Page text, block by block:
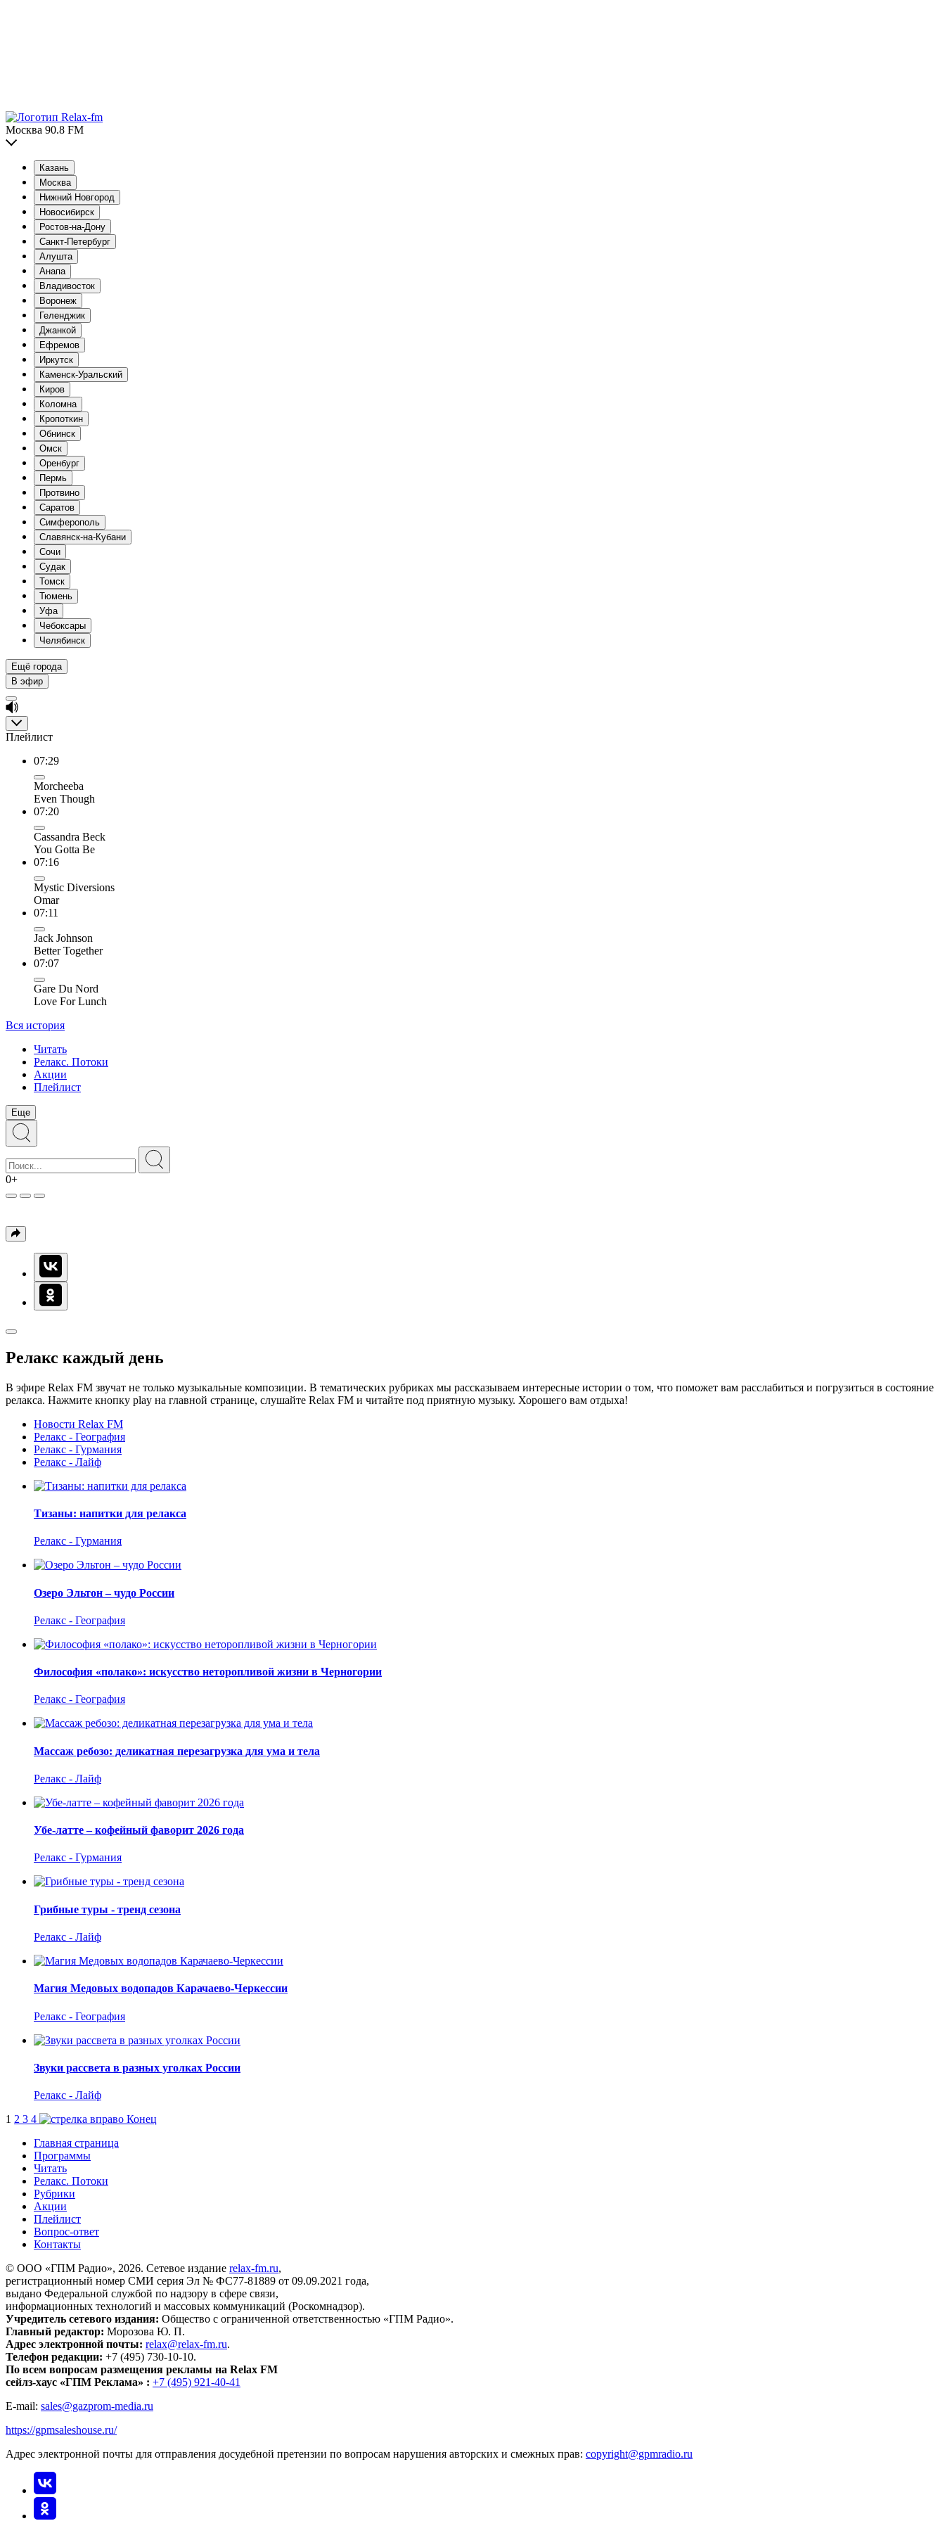
Москва 90.8 FM
Казань
Москва
Нижний Новгород
Новосибирск
Ростов-на-Дону
Санкт-Петербург
Алушта
Анапа
Владивосток
Воронеж
Геленджик
Джанкой
Ефремов
Иркутск
Каменск-Уральский
Киров
Коломна
Кропоткин
Обнинск
Омск
Оренбург
Пермь
Протвино
Саратов
Симферополь
Славянск-на-Кубани
Сочи
Судак
Томск
Тюмень
Уфа
Чебоксары
Челябинск
Ещё города
В эфир
Плейлист
07:29
Morcheeba
Even Though
07:20
Cassandra Beck
You Gotta Be
07:16
Mystic Diversions
Omar
07:11
Jack Johnson
Better Together
07:07
Gare Du Nord
Love For Lunch
Вся история
Читать
Релакс. Потоки
Акции
Плейлист
Еще
0+
Релакс каждый день
В эфире Relax FM звучат не только музыкальные композиции. В тематических рубриках мы рассказываем интересные истории о том, что поможет вам расслабиться и погрузиться в состояние
релакса. Нажмите кнопку play на главной странице, слушайте Relax FM и читайте под приятную музыку. Хорошего вам отдыха!
Новости Relax FM
Релакс - География
Релакс - Гурмания
Релакс - Лайф
Тизаны: напитки для релакса
Релакс - Гурмания
Озеро Эльтон – чудо России
Релакс - География
Философия «полако»: искусство неторопливой жизни в Черногории
Релакс - География
Массаж ребозо: деликатная перезагрузка для ума и тела
Релакс - Лайф
Убе-латте – кофейный фаворит 2026 года
Релакс - Гурмания
Грибные туры - тренд сезона
Релакс - Лайф
Магия Медовых водопадов Карачаево-Черкессии
Релакс - География
Звуки рассвета в разных уголках России
Релакс - Лайф
1 2 3 4
Конец
Главная страница
Программы
Читать
Релакс. Потоки
Рубрики
Акции
Плейлист
Вопрос-ответ
Контакты
© ООО «ГПМ Радио», 2026. Сетевое издание relax-fm.ru,
регистрационный номер СМИ серия Эл № ФС77-81889 от 09.09.2021 года,
выдано Федеральной службой по надзору в сфере связи,
информационных технологий и массовых коммуникаций (Роскомнадзор).
Учредитель сетевого издания: Общество с ограниченной ответственностью «ГПМ Радио».
Главный редактор: Морозова Ю. П.
Адрес электронной почты: relax@relax-fm.ru.
Телефон редакции: +7 (495) 730-10-10.
По всем вопросам размещения рекламы на Relax FM
сейлз-хаус «ГПМ Реклама» : +7 (495) 921-40-41
E-mail: sales@gazprom-media.ru
https://gpmsaleshouse.ru/
Адрес электронной почты для отправления досудебной претензии по вопросам нарушения авторских и смежных прав: copyright@gpmradio.ru